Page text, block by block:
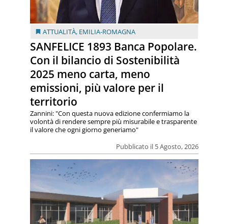
ATTUALITÀ, EMILIA-ROMAGNA
SANFELICE 1893 Banca Popolare.
Con il bilancio di Sostenibilità
2025 meno carta, meno
emissioni, più valore per il
territorio
Pubblicato il 5 Agosto, 2026
Zannini: "Con questa nuova edizione confermiamo la
volontà di rendere sempre più misurabile e trasparente
il valore che ogni giorno generiamo"